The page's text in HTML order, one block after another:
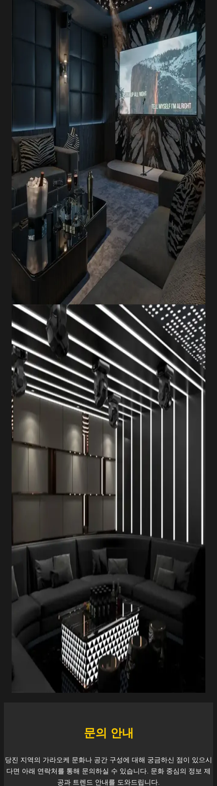
문의 안내
당진 지역의 가라오케 문화나 공간 구성에 대해 궁금하신 점이 있으시
다면 아래 연락처를 통해 문의하실 수 있습니다. 문화 중심의 정보 제
공과 트렌드 안내를 도와드립니다.